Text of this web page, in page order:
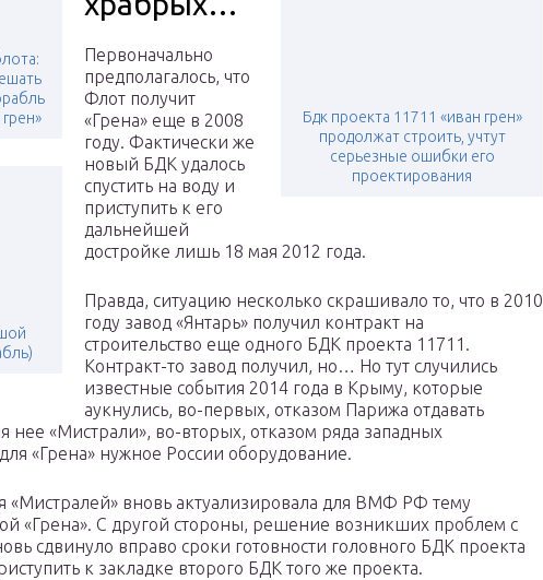
Бдк проекта 11711 «иван грен»
продолжат строить, учтут
серьезные ошибки его
проектирования
Первоначально
предполагалось, что
Флот получит
«Грена» еще в 2008
году. Фактически же
новый БДК удалось
спустить на воду и
приступить к его
дальнейшей
достройке лишь 18 мая 2012 года.
Правда, ситуацию несколько скрашивало то, что в 2010
году завод «Янтарь» получил контракт на
строительство еще одного БДК проекта 11711.
Контракт-то завод получил, но… Но тут случились
известные события 2014 года в Крыму, которые
аукнулись, во-первых, отказом Парижа отдавать
нее «Мистрали», во-вторых, отказом ряда западных
«Грена» нужное России оборудование.
«Мистралей» вновь актуализировала для ВМФ РФ тему
«Грена». С другой стороны, решение возникших проблем с
сдвинуло вправо сроки готовности головного БДК проекта
к закладке второго БДК того же проекта.